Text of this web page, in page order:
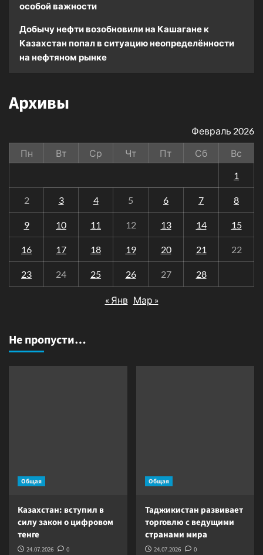
особой важности
Добычу нефти возобновили на Кашагане к
Казахстан попал в ситуацию неопределённости
на нефтяном рынке
Архивы
Февраль 2026
Пн
Вт Ср Чт Пт Сб
Вс
1
2 3 4 5 6 7 8
9 10 11 12 13 14 15
16 17 18 19 20 21 22
23 24 25 26 27 28
« Янв Мар »
Не пропусти…
Общая
Казахстан: вступил в
силу закон о цифровом
тенге
24.07.2026 0
Общая
Таджикистан развивает
торговлю с ведущими
странами мира
24.07.2026 0